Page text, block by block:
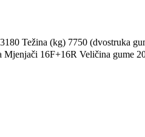
Težina (kg) 7750 (dvostruka
16F+16R Veličina gume